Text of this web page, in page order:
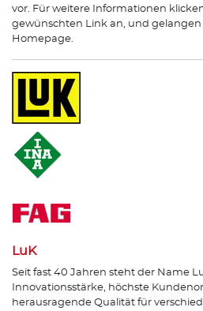
vor. Für weitere Informationen
gewünschten Link an, und gelangen
Homepage.
LuK
Seit fast 40 Jahren steht der Name
Innovationsstärke, höchste
herausragende Qualität für